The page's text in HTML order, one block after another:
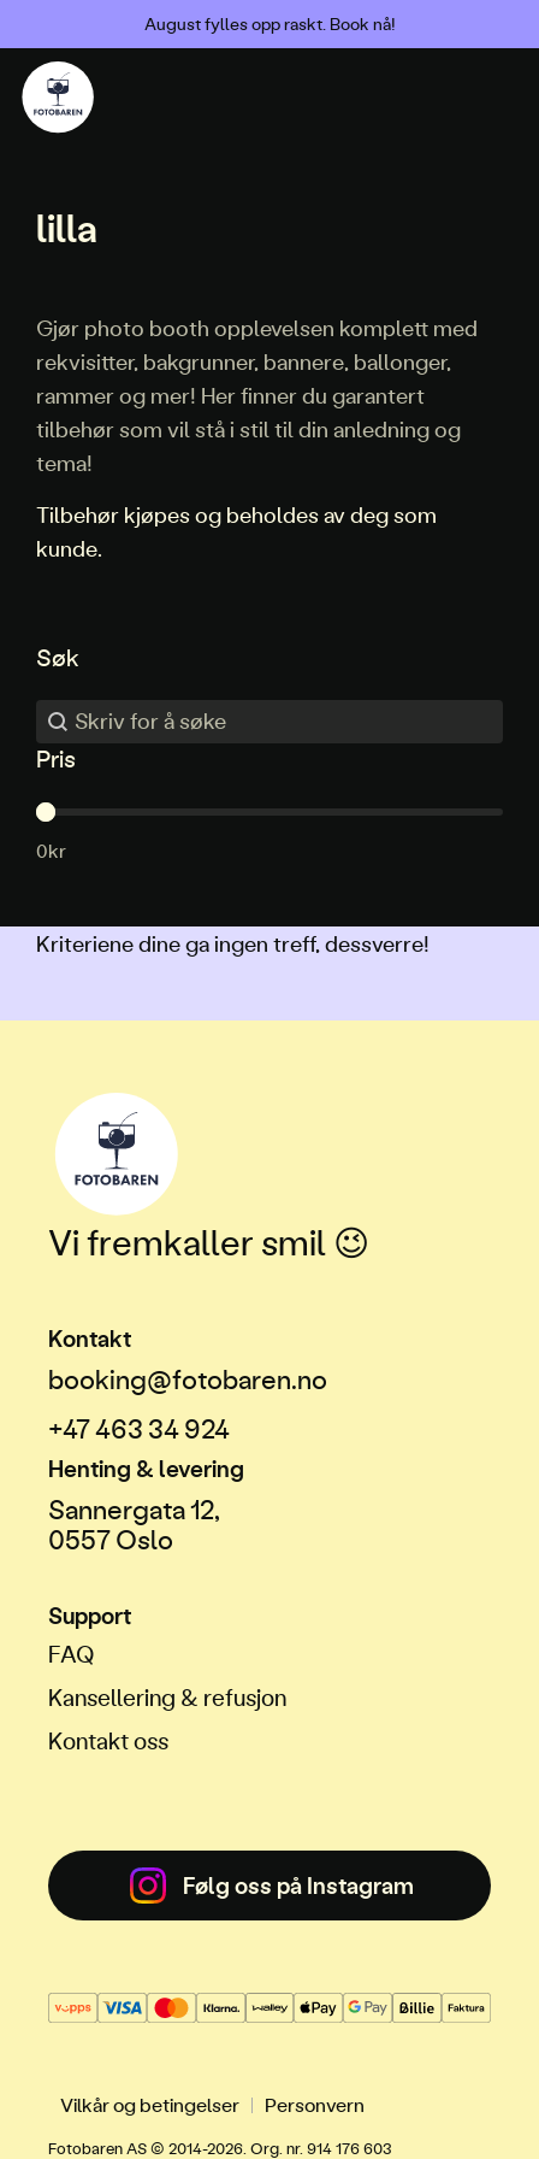
August fylles opp raskt. Book nå!
lilla
Gjør photo booth opplevelsen komplett med
rekvisitter, bakgrunner, bannere, ballonger,
rammer og mer! Her finner du garantert
tilbehør som vil stå i stil til din anledning og
tema!
Tilbehør kjøpes og beholdes av deg som
kunde.
Søk
Søk
Søk
Pris
Pris
0kr
Kriteriene dine ga ingen treff, dessverre!
Vi fremkaller smil 😉
Kontakt
booking@fotobaren.no
+47 463 34 924
Henting & levering
Sannergata 12,
0557 Oslo
Support
FAQ
Kansellering & refusjon
Kontakt oss
Følg oss på Instagram
Fotobaren AS © 2014-2026. Org. nr. 914 176 603
Vilkår og betingelser Personvern